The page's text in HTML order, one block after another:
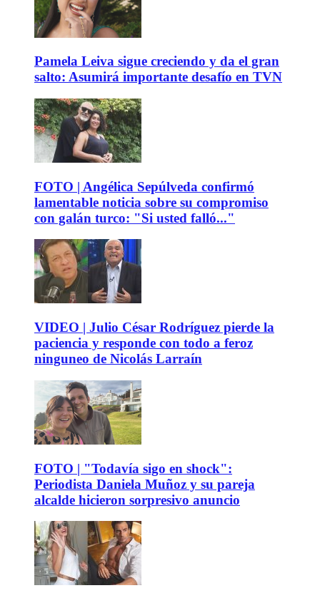
Pamela Leiva sigue creciendo y da el gran
salto: Asumirá importante desafío en TVN
FOTO | Angélica Sepúlveda confirmó
lamentable noticia sobre su compromiso
con galán turco: "Si usted falló..."
VIDEO | Julio César Rodríguez pierde la
paciencia y responde con todo a feroz
ninguneo de Nicolás Larraín
FOTO | "Todavía sigo en shock":
Periodista Daniela Muñoz y su pareja
alcalde hicieron sorpresivo anuncio